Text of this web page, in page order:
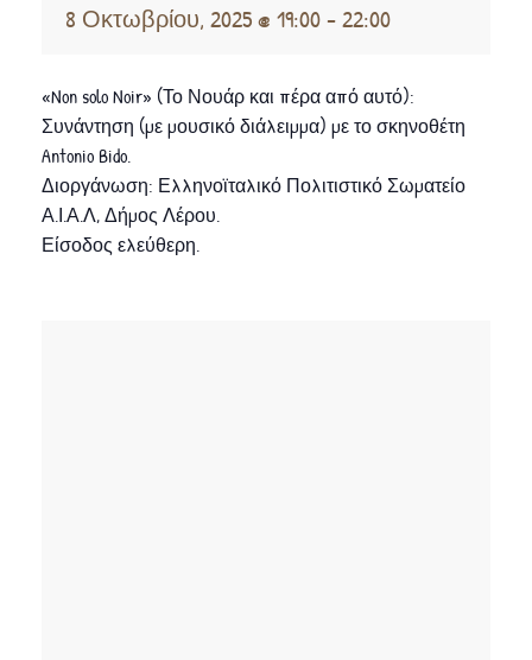
8 Οκτωβρίου, 2025 @ 19:00-22:00
«Non solo Noir» (Το Νουάρ και πέρα από αυτό):
Συνάντηση (με μουσικό διάλειμμα) με το σκηνοθέτη
Antonio Bido.
Διοργάνωση: Ελληνοϊταλικό Πολιτιστικό Σωματείο
Α.Ι.Α.Λ, Δήμος Λέρου.
Είσοδος ελεύθερη.